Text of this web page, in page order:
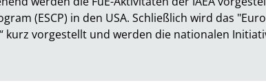
(ESCP) in den USA. Schließlich wird das
kurz vorgestellt und werden die nationalen